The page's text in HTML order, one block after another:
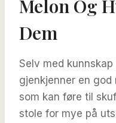
Melon Og
Dem
Selv med
gjenkjenner en
som kan føre til
stole for mye på